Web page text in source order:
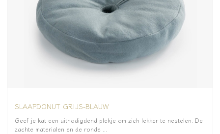
SLAAPDONUT GRIJS-BLAUW
Geef je kat een uitnodigdend plekje om zich lekker te nestelen. De
zachte materialen en de ronde ...